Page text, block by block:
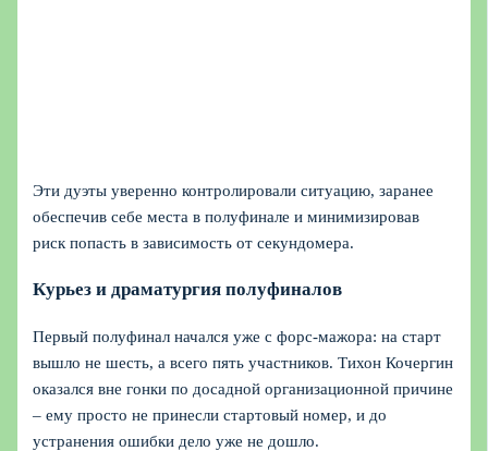
Эти дуэты уверенно контролировали ситуацию, заранее
обеспечив себе места в полуфинале и минимизировав
риск попасть в зависимость от секундомера.
Курьез и драматургия полуфиналов
Первый полуфинал начался уже с форс‑мажора: на старт
вышло не шесть, а всего пять участников. Тихон Кочергин
оказался вне гонки по досадной организационной причине
– ему просто не принесли стартовый номер, и до
устранения ошибки дело уже не дошло.